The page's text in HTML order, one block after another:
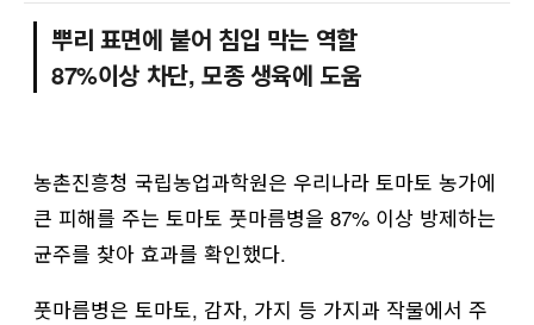
뿌리 표면에 붙어 침입 막는 역할
87%이상 차단, 모종 생육에 도움
농촌진흥청 국립농업과학원은 우리나라 토마토 농가에
큰 피해를 주는 토마토 풋마름병을 87% 이상 방제하는
균주를 찾아 효과를 확인했다.
풋마름병은 토마토, 감자, 가지 등 가지과 작물에서 주